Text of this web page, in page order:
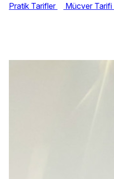
Pratik Tarifler Mücver Tarifi